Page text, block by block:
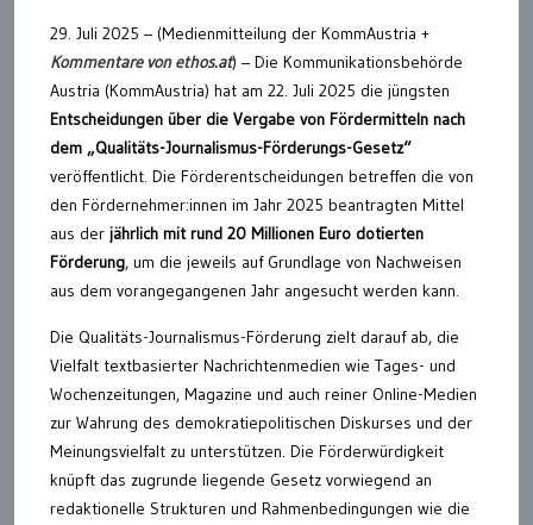
29. Juli 2025 – (Medienmitteilung der KommAustria +
Kommentare von ethos.at) – Die Kommunikationsbehörde
Austria (KommAustria) hat am 22. Juli 2025 die jüngsten
Entscheidungen über die Vergabe von Fördermitteln nach
dem „Qualitäts-Journalismus-Förderungs-Gesetz“
veröffentlicht. Die Förderentscheidungen betreffen die von
den Fördernehmer:innen im Jahr 2025 beantragten Mittel
aus der jährlich mit rund 20 Millionen Euro dotierten
Förderung, um die jeweils auf Grundlage von Nachweisen
aus dem vorangegangenen Jahr angesucht werden kann.
Die Qualitäts-Journalismus-Förderung zielt darauf ab, die
Vielfalt textbasierter Nachrichtenmedien wie Tages- und
Wochenzeitungen, Magazine und auch reiner Online-Medien
zur Wahrung des demokratiepolitischen Diskurses und der
Meinungsvielfalt zu unterstützen. Die Förderwürdigkeit
knüpft das zugrunde liegende Gesetz vorwiegend an
redaktionelle Strukturen und Rahmenbedingungen wie die